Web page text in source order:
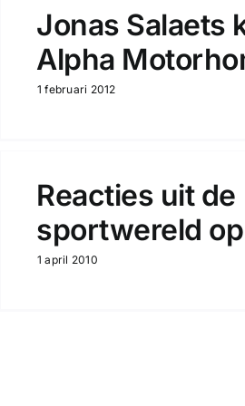
Jonas Salaets
Alpha
1 februari 2012
Reacties uit de
sportwereld
1 april 2010